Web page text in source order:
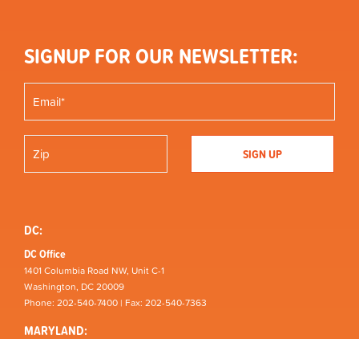
SIGNUP FOR OUR NEWSLETTER:
DC:
DC Office
1401 Columbia Road NW, Unit C-1
Washington, DC 20009
Phone: 202-540-7400 | Fax: 202-540-7363
MARYLAND: